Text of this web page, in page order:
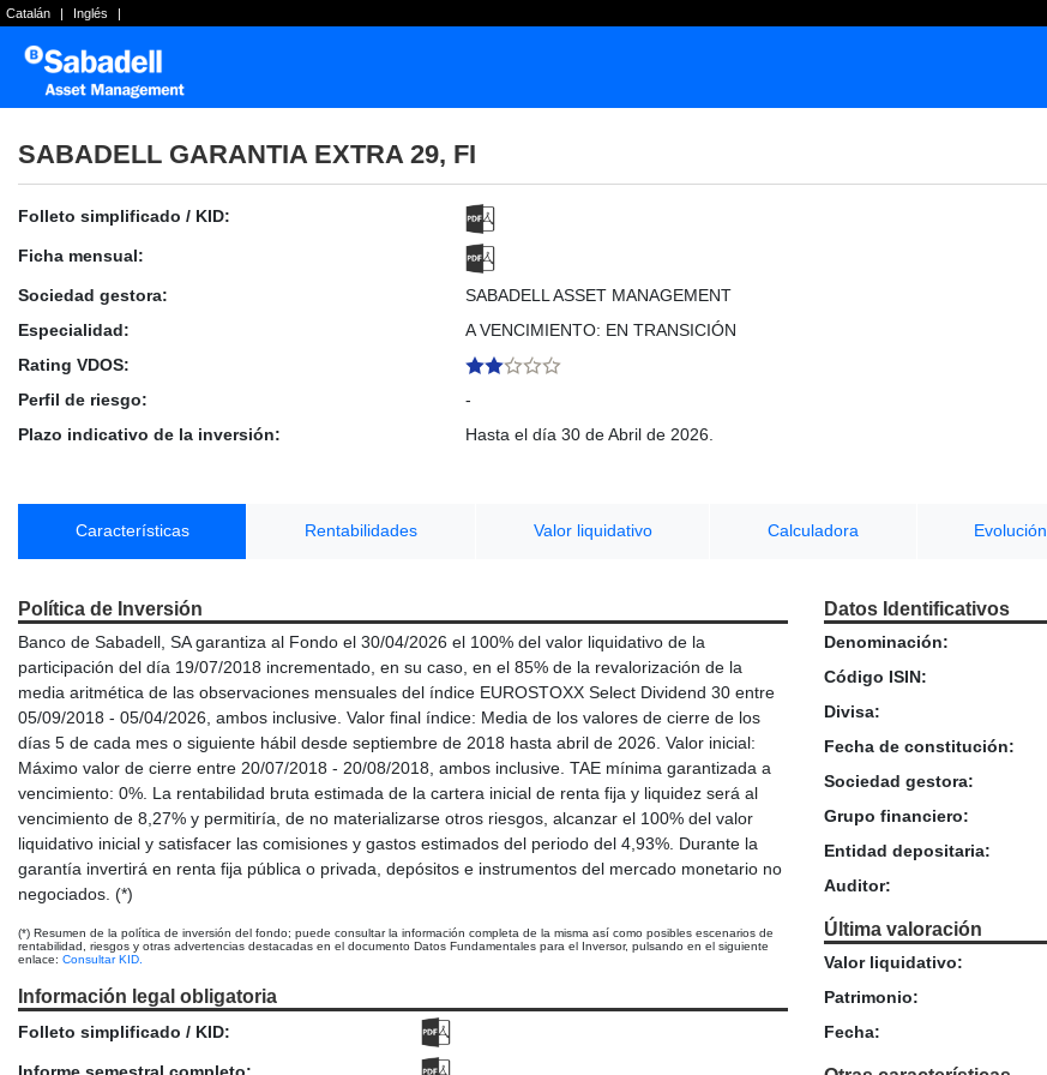
Catalán | Inglés |
SABADELL GARANTIA EXTRA 29, FI
Folleto simplificado / KID:
Ficha mensual:
Sociedad gestora:
SABADELL ASSET MANAGEMENT
Especialidad:
A VENCIMIENTO: EN TRANSICIÓN
Rating VDOS:
Perfil de riesgo:
-
Plazo indicativo de la inversión:
Hasta el día 30 de Abril de 2026.
Características Rentabilidades Valor liquidativo Calculadora Evolución
Política de Inversión
Banco de Sabadell, SA garantiza al Fondo el 30/04/2026 el 100% del valor liquidativo de la
participación del día 19/07/2018 incrementado, en su caso, en el 85% de la revalorización de la
media aritmética de las observaciones mensuales del índice EUROSTOXX Select Dividend 30 entre
05/09/2018 - 05/04/2026, ambos inclusive. Valor final índice: Media de los valores de cierre de los
días 5 de cada mes o siguiente hábil desde septiembre de 2018 hasta abril de 2026. Valor inicial:
Máximo valor de cierre entre 20/07/2018 - 20/08/2018, ambos inclusive. TAE mínima garantizada a
vencimiento: 0%. La rentabilidad bruta estimada de la cartera inicial de renta fija y liquidez será al
vencimiento de 8,27% y permitiría, de no materializarse otros riesgos, alcanzar el 100% del valor
liquidativo inicial y satisfacer las comisiones y gastos estimados del periodo del 4,93%. Durante la
garantía invertirá en renta fija pública o privada, depósitos e instrumentos del mercado monetario no
negociados. (*)
(*) Resumen de la política de inversión del fondo; puede consultar la información completa de la misma así como posibles escenarios de
rentabilidad, riesgos y otras advertencias destacadas en el documento Datos Fundamentales para el Inversor, pulsando en el siguiente
enlace: Consultar KID.
Información legal obligatoria
Folleto simplificado / KID:
Datos Identificativos
Denominación:
Código ISIN:
Divisa:
Fecha de constitución:
Sociedad gestora:
Grupo financiero:
Entidad depositaria:
Auditor:
Última valoración
Valor liquidativo:
Patrimonio:
Fecha: